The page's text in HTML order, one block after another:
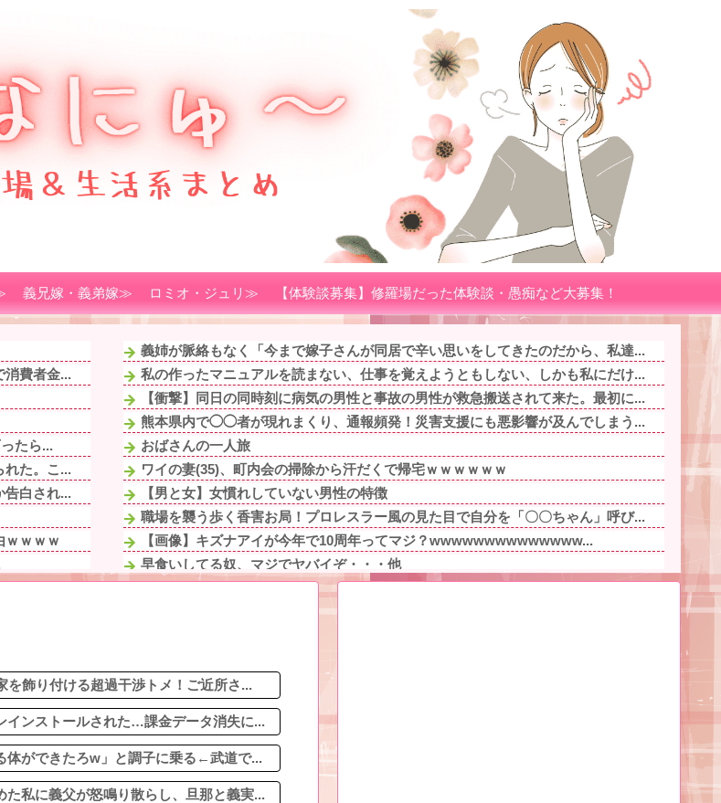
義兄嫁・義弟嫁≫ ロミオ・ジュリ≫ 【体験談募集】修羅場だった体験談・愚痴など大募集！
消費者金...
たら...
れた。こ...
告白され...
ｗｗｗｗ
最近...
の2人...
全財産...
のだ...
義姉が脈絡もなく「今まで嫁子さんが同居で辛い思いをしてきたのだから、私達...
私の作ったマニュアルを読まない、仕事を覚えようともしない、しかも私にだけ...
【衝撃】同日の同時刻に病気の男性と事故の男性が救急搬送されて来た。最初に...
熊本県内で◯◯者が現れまくり、通報頻発！災害支援にも悪影響が及んでしまう...
おばさんの一人旅
ワイの妻(35)、町内会の掃除から汗だくで帰宅ｗｗｗｗｗｗ
【男と女】女慣れしていない男性の特徴
職場を襲う歩く香害お局！プロレスラー風の見た目で自分を「〇〇ちゃん」呼び...
【画像】キズナアイが今年で10周年ってマジ？wwwwwwwwwwwwww...
早食いしてる奴、マジでヤバイぞ・・・他
不倫相手(男)が「自分の下半身の画像」を私のスマホに送信してきた
【悲報】高市早苗に逆らった財務官僚、異例の左遷ｗｗｗｗｗｗｗｗ他
飾り付ける超過干渉トメ！ご近所さ...
インストールされた…課金データ消失に...
体ができたろw」と調子に乗る←武道で...
私に義父が怒鳴り散らし、旦那と義実...